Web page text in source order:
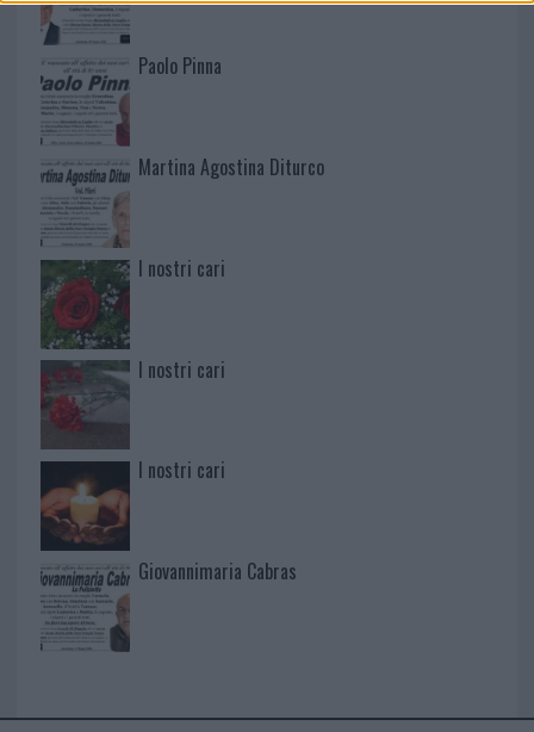
Paolo Pinna
Martina Agostina Diturco
I nostri cari
I nostri cari
I nostri cari
Giovannimaria Cabras